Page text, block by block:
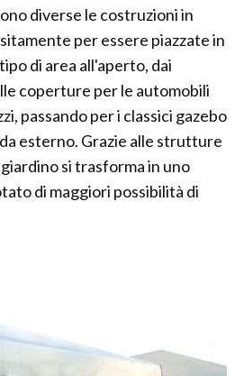
diverse le costruzioni in
per essere piazzate in
di area all'aperto, dai
coperture per le automobili
passando per i classici gazebo
esterno. Grazie alle strutture
si trasforma in uno
di maggiori possibilità di